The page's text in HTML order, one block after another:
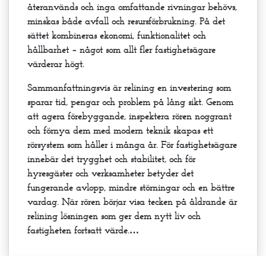
återanvänds och inga omfattande rivningar behövs,
minskas både avfall och resursförbrukning. På det
sättet kombineras ekonomi, funktionalitet och
hållbarhet – något som allt fler fastighetsägare
värderar högt.
Sammanfattningsvis är relining en investering som
sparar tid, pengar och problem på lång sikt. Genom
att agera förebyggande, inspektera rören noggrant
och förnya dem med modern teknik skapas ett
rörsystem som håller i många år. För fastighetsägare
innebär det trygghet och stabilitet, och för
hyresgäster och verksamheter betyder det
fungerande avlopp, mindre störningar och en bättre
vardag. När rören börjar visa tecken på åldrande är
relining lösningen som ger dem nytt liv och
fastigheten fortsatt värde.…